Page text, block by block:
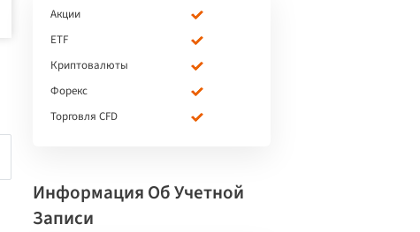
Акции
ETF
Криптовалюты
Форекс
Торговля CFD
Информация Об Учетной
Записи